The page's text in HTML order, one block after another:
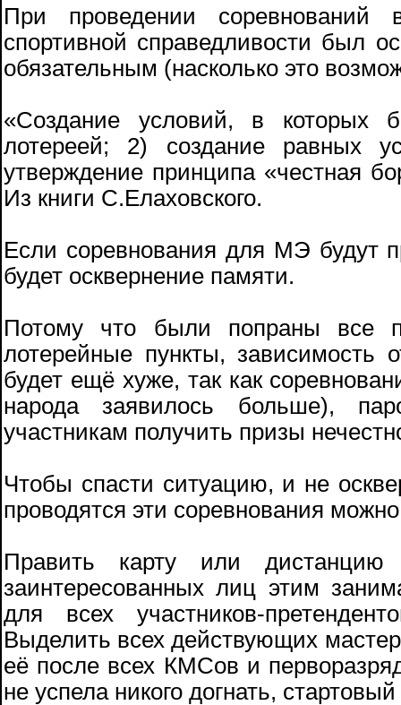
При проведении
спортивной справедливости был
обязательным (насколько это
«Создание условий, в которых
лотереей; 2) создание равных
утверждение принципа «честная
Из книги С.Елаховского.
Если соревнования для МЭ будут
будет осквернение памяти.
Потому что были попраны все
лотерейные пункты, зависимость
будет ещё хуже, так как
народа заявилось больше),
участникам получить призы
Чтобы спасти ситуацию, и не
проводятся эти соревнования
Править карту или
заинтересованных лиц этим
для всех участников-
Выделить всех действующих
её после всех КМСов и
не успела никого догнать,